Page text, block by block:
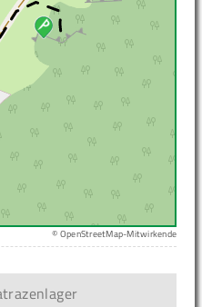
© OpenStreetMap-Mitwirkende